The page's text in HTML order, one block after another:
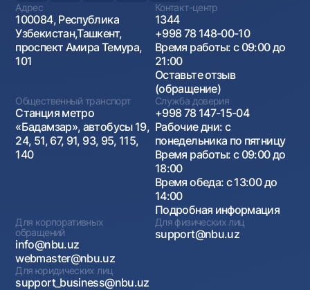
Адрес
100084, Республика
Узбекистан,Ташкент,
проспект Амира Темура,
101
Контакт-центр
1344
+998 78 148-00-10
Время работы: с 09:00 до
21:00
Оставьте отзыв
(обращение)
Общественный транспорт
Станция метро
«Бадамзар», автобусы 19,
24, 51, 67, 91, 93, 95, 115,
140
Служба доверия
+998 78 147-15-04
Рабочие дни: с
понедельника по пятницу
Время работы: с 09:00 до
18:00
Время обеда: с 13:00 до
14:00
Подробная информация
Для корпоративных
обращений
info@nbu.uz
webmaster@nbu.uz
Для физических лиц
support@nbu.uz
Для юридических лиц
support_business@nbu.uz